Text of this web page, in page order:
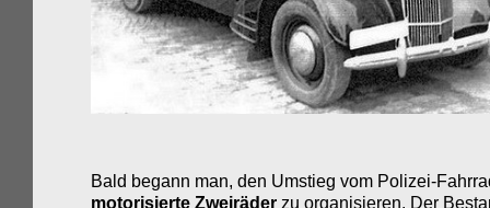
Bald begann man, den Umstieg vom Polizei-
motorisierte Zweiräder zu organisieren. Der